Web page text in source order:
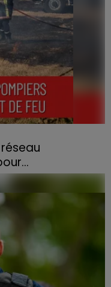
de départs de feu,
a lancé un appel
en aide...